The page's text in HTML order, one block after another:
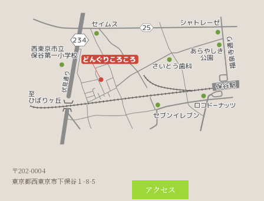
〒202-0004
東京都西東京市下保谷１-8-5
アクセス